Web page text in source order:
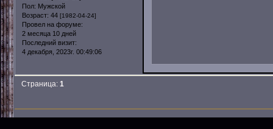
Пол: Мужской
Возраст: 44 [1982-04-24]
Провел на форуме:
2 месяца 10 дней
Последний визит:
4 декабря, 2023г. 00:49:06
Страница:1